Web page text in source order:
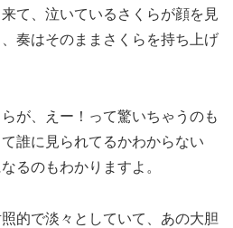
て、泣いているさくらが顔を見
奏はそのままさくらを持ち上げ
が、えー！って驚いちゃうのも
誰に見られてるかわからない
るのもわかりますよ。
的で淡々としていて、あの大胆